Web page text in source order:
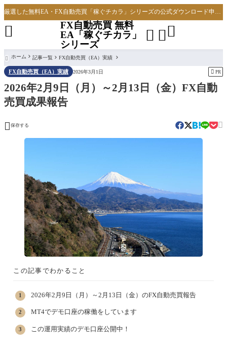
厳選した無料EA・FX自動売買「稼ぐチカラ」シリーズの公式ダウンロード申し込みサイト
FX自動売買 無料
EA「稼ぐチカラ」
シリーズ
 

 ホーム 記事一覧 FX自動売買（EA）実績
FX自動売買（EA）実績 2026年3月1日  PR
2026年2月9日（月）～2月13日（金）FX自動
売買成果報告
 保存する 
この記事でわかること
2026年2月9日（月）～2月13日（金）のFX自動売買報告
MT4でデモ口座の稼働をしています
この運用実績のデモ口座公開中！